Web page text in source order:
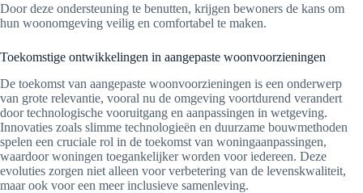
Door deze ondersteuning te benutten, krijgen bewoners de kans om
hun woonomgeving veilig en comfortabel te maken.
Toekomstige ontwikkelingen in aangepaste woonvoorzieningen
De toekomst van aangepaste woonvoorzieningen is een onderwerp
van grote relevantie, vooral nu de omgeving voortdurend verandert
door technologische vooruitgang en aanpassingen in wetgeving.
Innovaties zoals slimme technologieën en duurzame bouwmethoden
spelen een cruciale rol in de toekomst van woningaanpassingen,
waardoor woningen toegankelijker worden voor iedereen. Deze
evoluties zorgen niet alleen voor verbetering van de levenskwaliteit,
maar ook voor een meer inclusieve samenleving.